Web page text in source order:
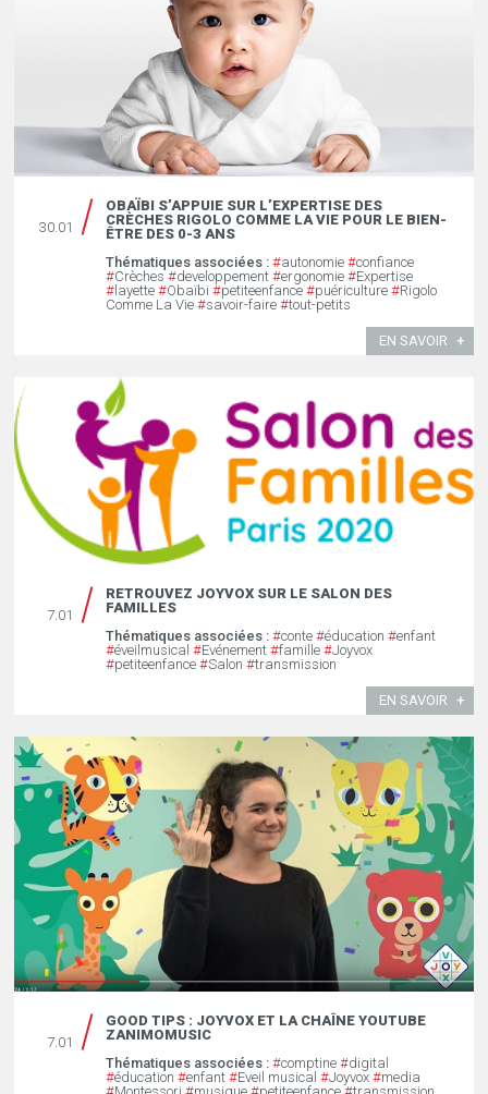
30.01
OBAÏBI S’APPUIE SUR L’EXPERTISE DES
CRÈCHES RIGOLO COMME LA VIE POUR LE BIEN-
ÊTRE DES 0-3 ANS
Thématiques associées : #autonomie #confiance
#Crèches #developpement #ergonomie #Expertise
# layette #Obaïbi #petiteenfance #puériculture #Rigolo
Comme La Vie #savoir-faire #tout-petits
EN SAVOIR
7.01
RETROUVEZ JOYVOX SUR LE SALON DES
FAMILLES
Thématiques associées : #conte #éducation #enfant
#éveilmusical #Evénement #famille #Joyvox
#petiteenfance #Salon #transmission
EN SAVOIR
7.01
GOOD TIPS : JOYVOX ET LA CHAÎNE YOUTUBE
ZANIMOMUSIC
Thématiques associées : #comptine #digital
#éducation #enfant #Eveil musical #Joyvox #media